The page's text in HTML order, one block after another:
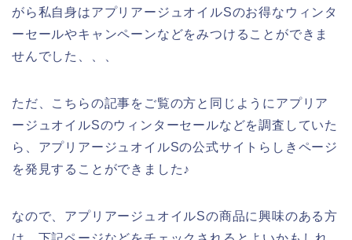
がら私自身はアプリアージュオイルSのお得なウィンタ
ーセールやキャンペーンなどをみつけることができま
せんでした、、、
ただ、こちらの記事をご覧の方と同じようにアプリア
ージュオイルSのウィンターセールなどを調査していた
ら、アプリアージュオイルSの公式サイトらしきページ
を発見することができました♪
なので、アプリアージュオイルSの商品に興味のある方